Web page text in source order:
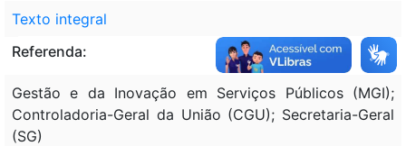
Texto integral
Referenda:
Gestão e da Inovação em Serviços Públicos (MGI);
Controladoria-Geral da União (CGU); Secretaria-Geral
(SG)